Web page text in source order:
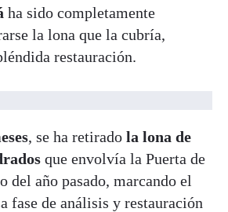
ha sido completamente
la lona que la cubría,
restauración.
, se ha retirado la lona de
que envolvía la Puerta de
del año pasado, marcando el
fase de análisis y restauración